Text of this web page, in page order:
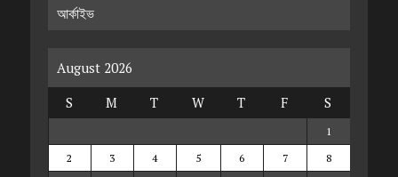
আর্কাইভ
August 2026
S
M T W T F S
1
2
3 4 5 6 7
8